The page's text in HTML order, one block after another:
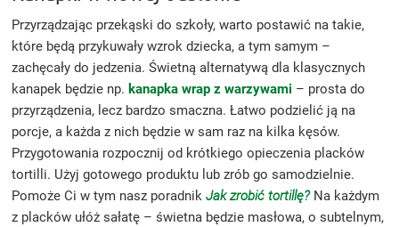
Przyrządzając przekąski do szkoły, warto postawić na takie,
które będą przykuwały wzrok dziecka, a tym samym –
zachęcały do jedzenia. Świetną alternatywą dla klasycznych
kanapek będzie np. kanapka wrap z warzywami – prosta do
przyrządzenia, lecz bardzo smaczna. Łatwo podzielić ją na
porcje, a każda z nich będzie w sam raz na kilka kęsów.
Przygotowania rozpocznij od krótkiego opieczenia placków
tortilli. Użyj gotowego produktu lub zrób go samodzielnie.
Pomoże Ci w tym nasz poradnik Jak zrobić tortillę?Na każdym
z placków ułóż sałatę – świetna będzie masłowa, o subtelnym,